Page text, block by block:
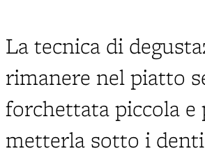
La tecnica di
rimanere nel piatto
forchettata piccola
metterla sotto i